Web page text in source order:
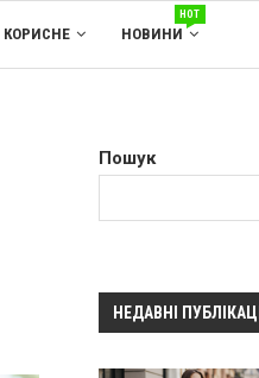
КОРИСНЕ НОВИНИ
HOT
Пошук
НЕДАВНІ ПУБЛІКАЦІЇ